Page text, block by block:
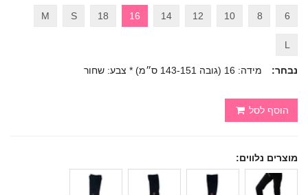
6
8
10
12
14
16
18
S
M
L
נבחר: מידה: 16 (גובה 143-151 ס״מ) * צבע: שחור
הוסף לסל
מוצרים נלווים: